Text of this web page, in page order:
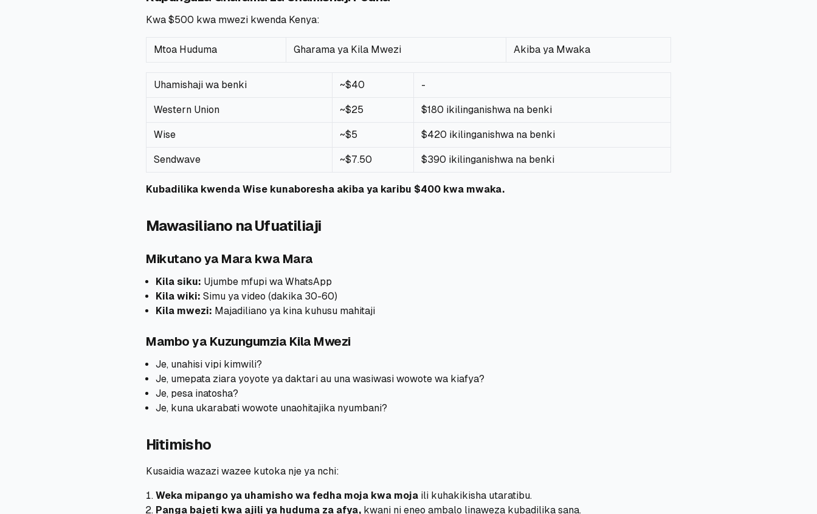
Kwa $500 kwa mwezi kwenda Kenya:
Mtoa Huduma Gharama ya Kila Mwezi Akiba ya Mwaka
Uhamishaji wa benki ~$40 -
Western Union ~$25 $180 ikilinganishwa na benki
Wise ~$5 $420 ikilinganishwa na benki
Sendwave ~$7.50 $390 ikilinganishwa na benki
Kubadilika kwenda Wise kunaboresha akiba ya karibu $400 kwa mwaka.
Mawasiliano na Ufuatiliaji
Mikutano ya Mara kwa Mara
Kila siku: Ujumbe mfupi wa WhatsApp
Kila wiki: Simu ya video (dakika 30-60)
Kila mwezi: Majadiliano ya kina kuhusu mahitaji
Mambo ya Kuzungumzia Kila Mwezi
Je, unahisi vipi kimwili?
Je, umepata ziara yoyote ya daktari au una wasiwasi wowote wa kiafya?
Je, pesa inatosha?
Je, kuna ukarabati wowote unaohitajika nyumbani?
Hitimisho
Kusaidia wazazi wazee kutoka nje ya nchi:
Weka mipango ya uhamisho wa fedha moja kwa moja ili kuhakikisha utaratibu.
Panga bajeti kwa ajili ya huduma za afya, kwani ni eneo ambalo linaweza kubadilika sana.